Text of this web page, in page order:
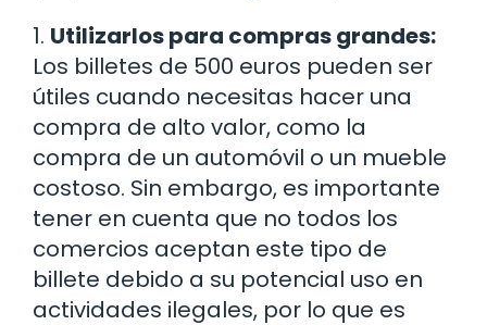
1. Utilizarlos para compras grandes:
Los billetes de 500 euros pueden ser
útiles cuando necesitas hacer una
compra de alto valor, como la
compra de un automóvil o un mueble
costoso. Sin embargo, es importante
tener en cuenta que no todos los
comercios aceptan este tipo de
billete debido a su potencial uso en
actividades ilegales, por lo que es